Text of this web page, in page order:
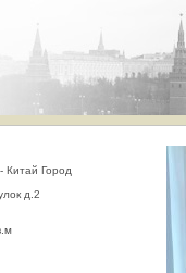
Китай Город
д.2